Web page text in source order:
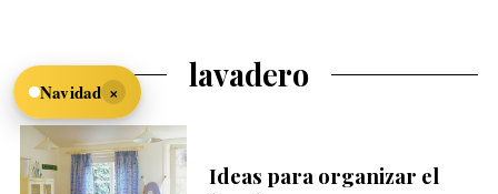
lavadero
Ideas para organizar el
Navidad ×